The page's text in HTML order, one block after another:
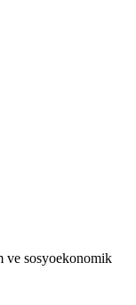
ve sosyoekonomik